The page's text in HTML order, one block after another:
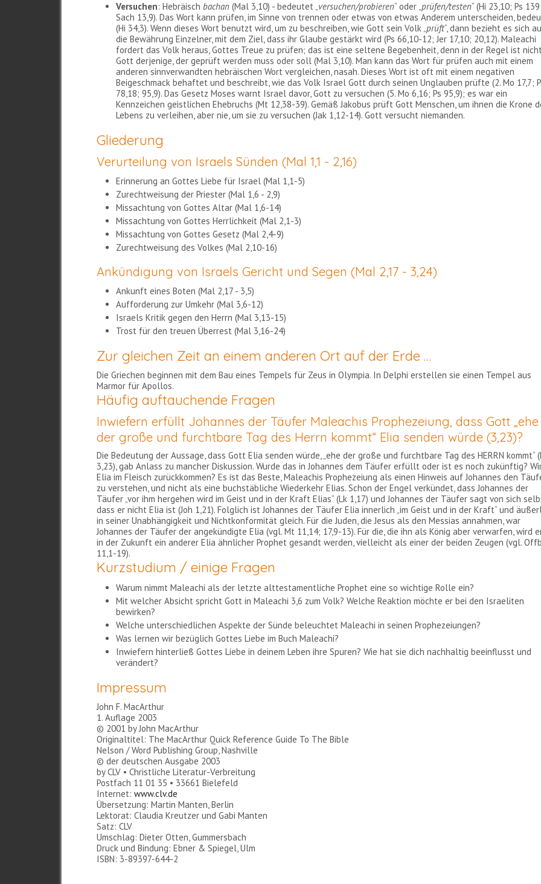
Versuchen: Hebräischbachan (Mal 3,10) - bedeutet „versuchen/probieren“ oder „prüfen/testen“ (Hi 23,10; Ps
Sach 13,9). Das Wort kann prüfen, im Sinne von trennen oder etwas von etwas Anderem unterscheiden,
(Hi 34,3). Wenn dieses Wort benutzt wird, um zu beschreiben, wie Gott sein Volk „prüft“, dann bezieht es sich
die Bewährung Einzelner, mit dem Ziel, dass ihr Glaube gestärkt wird (Ps 66,10-12; Jer 17,10; 20,12). Maleachi
fordert das Volk heraus, Gottes Treue zu prüfen; das ist eine seltene Begebenheit, denn in der Regel ist
Gott derjenige, der geprüft werden muss oder soll (Mal 3,10). Man kann das Wort für prüfen auch mit einem
anderen sinnverwandten hebräischen Wort vergleichen, nasah. Dieses Wort ist oft mit einem negativen
Beigeschmack behaftet und beschreibt, wie das Volk Israel Gott durch seinen Unglauben prüfte (2. Mo 17,7;
78,18; 95,9). Das Gesetz Moses warnt Israel davor, Gott zu versuchen (5. Mo 6,16; Ps 95,9); es war ein
Kennzeichen geistlichen Ehebruchs (Mt 12,38-39). Gemäß Jakobus prüft Gott Menschen, um ihnen die Krone
Lebens zu verleihen, aber nie, um sie zu versuchen (Jak 1,12-14). Gott versucht niemanden.
Gliederung
Verurteilung von Israels Sünden (Mal 1,1 - 2,16)
Erinnerung an Gottes Liebe für Israel (Mal 1,1-5)
Zurechtweisung der Priester (Mal 1,6 - 2,9)
Missachtung von Gottes Altar (Mal 1,6-14)
Missachtung von Gottes Herrlichkeit (Mal 2,1-3)
Missachtung von Gottes Gesetz (Mal 2,4-9)
Zurechtweisung des Volkes (Mal 2,10-16)
Ankündigung von Israels Gericht und Segen (Mal 2,17 - 3,24)
Ankunft eines Boten (Mal 2,17 - 3,5)
Aufforderung zur Umkehr (Mal 3,6-12)
Israels Kritik gegen den Herrn (Mal 3,13-15)
Trost für den treuen Überrest (Mal 3,16-24)
Zur gleichen Zeit an einem anderen Ort auf der Erde …
Die Griechen beginnen mit dem Bau eines Tempels für Zeus in Olympia. In Delphi erstellen sie einen Tempel aus
Marmor für Apollos.
Häufig auftauchende Fragen
Inwiefern erfüllt Johannes der Täufer Maleachis Prophezeiung, dass Gott „ehe
der große und furchtbare Tag des Herrn kommt“ Elia senden würde (3,23)?
Die Bedeutung der Aussage, dass Gott Elia senden würde, „ehe der große und furchtbare Tag des HERRN kommt“
3,23), gab Anlass zu mancher Diskussion. Wurde das in Johannes dem Täufer erfüllt oder ist es noch zukünftig?
Elia im Fleisch zurückkommen? Es ist das Beste, Maleachis Prophezeiung als einen Hinweis auf Johannes den
zu verstehen, und nicht als eine buchstäbliche Wiederkehr Elias. Schon der Engel verkündet, dass Johannes der
Täufer „vor ihm hergehen wird im Geist und in der Kraft Elias“ (Lk 1,17) und Johannes der Täufer sagt von sich
dass er nicht Elia ist (Joh 1,21). Folglich ist Johannes der Täufer Elia innerlich „im Geist und in der Kraft“ und
in seiner Unabhängigkeit und Nichtkonformität gleich. Für die Juden, die Jesus als den Messias annahmen, war
Johannes der Täufer der angekündigte Elia (vgl. Mt 11,14; 17,9-13). Für die, die ihn als König aber verwarfen, wird
in der Zukunft ein anderer Elia ähnlicher Prophet gesandt werden, vielleicht als einer der beiden Zeugen (vgl. Offb
11,1-19).
Kurzstudium / einige Fragen
Warum nimmt Maleachi als der letzte alttestamentliche Prophet eine so wichtige Rolle ein?
Mit welcher Absicht spricht Gott in Maleachi 3,6 zum Volk? Welche Reaktion möchte er bei den Israeliten
bewirken?
Welche unterschiedlichen Aspekte der Sünde beleuchtet Maleachi in seinen Prophezeiungen?
Was lernen wir bezüglich Gottes Liebe im Buch Maleachi?
Inwiefern hinterließ Gottes Liebe in deinem Leben ihre Spuren? Wie hat sie dich nachhaltig beeinflusst und
verändert?
Impressum
John F. MacArthur
1. Auflage 2003
© 2001 by John MacArthur
Originaltitel: The MacArthur Quick Reference Guide To The Bible
Nelson / Word Publishing Group, Nashville
© der deutschen Ausgabe 2003
by CLV • Christliche Literatur-Verbreitung
Postfach 11 01 35 • 33661 Bielefeld
Internet:www.clv.de
Übersetzung: Martin Manten, Berlin
Lektorat: Claudia Kreutzer und Gabi Manten
Satz: CLV
Umschlag: Dieter Otten, Gummersbach
Druck und Bindung: Ebner & Spiegel, Ulm
ISBN: 3-89397-644-2